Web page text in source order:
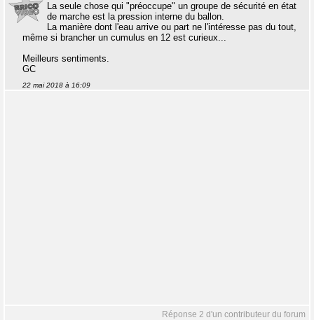
La seule chose qui "préoccupe" un groupe de sécurité en état
de marche est la pression interne du ballon.
La manière dont l'eau arrive ou part ne l'intéresse pas du tout,
même si brancher un cumulus en 12 est curieux...
Meilleurs sentiments.
GC
22 mai 2018 à 16:09
Réponse 2 d'un contributeur du forum